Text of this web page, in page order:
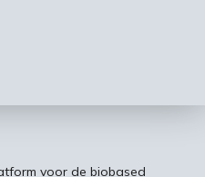
voor de biobased